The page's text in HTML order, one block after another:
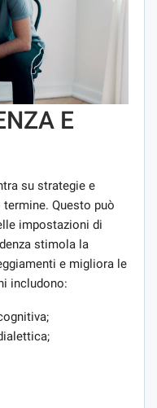
E
su strategie e
Questo può
impostazioni di
stimola la
e migliora le
includono: